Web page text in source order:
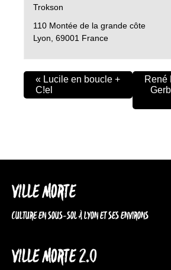
Trokson
110 Montée de la grande côte
Lyon 69001 France
« Lucile en boucle +
C!el
René
VILLE MORTE
CULTURE EN SOUS-SOL À LYON ET SES ENVIRONS
VILLE MORTE 2.0